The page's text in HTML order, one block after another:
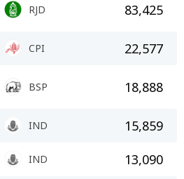
RJD 83,425
CPI 22,577
BSP 18,888
IND 15,859
IND 13,090